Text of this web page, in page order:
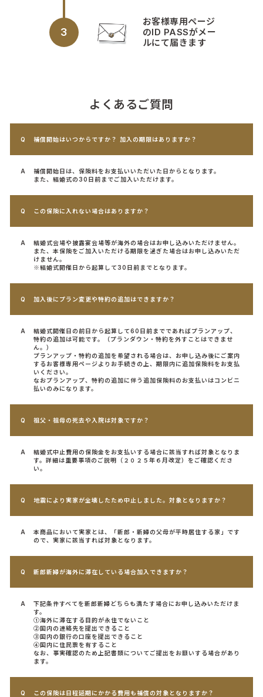
3
お客様専用ページ
のID PASSがメー
ルにて届きます
よくあるご質問
補償開始はいつからですか？ 加入の期限はありますか？
補償開始日は、保険料をお支払いいただいた日からとなります。
また、結婚式の30日前までご加入いただけます。
この保険に入れない場合はありますか？
結婚式会場や披露宴会場等が海外の場合はお申し込みいただけません。
また、本保険をご加入いただける期限を過ぎた場合はお申し込みいただ
けません。
※結婚式開催日から起算して30日前までとなります。
加入後にプラン変更や特約の追加はできますか？
結婚式開催日の前日から起算して60日前までであればプランアップ、
特約の追加は可能です。（プランダウン・特約を外すことはできませ
ん。）
プランアップ・特約の追加を希望される場合は、お申し込み後にご案内
するお客様専用ページよりお手続きの上、期限内に追加保険料をお支払
いください。
なおプランアップ、特約の追加に伴う追加保険料のお支払いはコンビニ
払いのみになります。
祖父・祖母の死去や入院は対象ですか？
結婚式中止費用の保険金をお支払いする場合に該当すれば対象となりま
す。詳細は重要事項のご説明（２０２５年６月改定）をご確認くださ
い。
地震により実家が全壊したため中止しました。対象となりますか？
本商品において実家とは、「新郎・新婦の父母が平時居住する家」です
ので、実家に該当すれば対象となります。
新郎新婦が海外に滞在している場合加入できますか？
下記条件すべてを新郎新婦どちらも満たす場合にお申し込みいただけま
す。
①海外に滞在する目的が永住でないこと
②国内の連絡先を提出できること
③国内の銀行の口座を提出できること
④国内に住民票を有すること
なお、事実確認のため上記書類についてご提出をお願いする場合があり
ます。
この保険は日程延期にかかる費用も補償の対象となりますか？